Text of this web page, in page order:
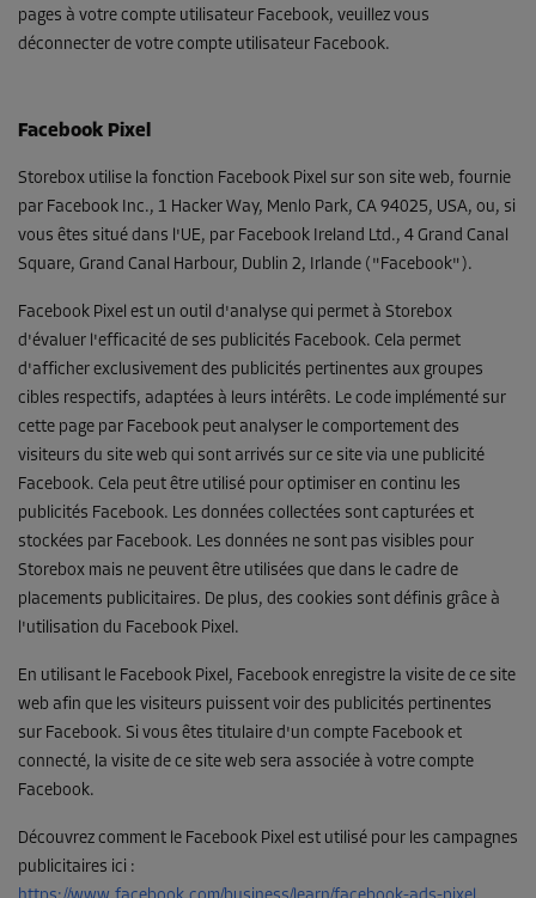
pages à votre compte utilisateur Facebook, veuillez vous
déconnecter de votre compte utilisateur Facebook.
Facebook Pixel
Storebox utilise la fonction Facebook Pixel sur son site web, fournie
par Facebook Inc., 1 Hacker Way, Menlo Park, CA 94025, USA, ou, si
vous êtes situé dans l'UE, par Facebook Ireland Ltd., 4 Grand Canal
Square, Grand Canal Harbour, Dublin 2, Irlande ("Facebook").
Facebook Pixel est un outil d'analyse qui permet à Storebox
d'évaluer l'efficacité de ses publicités Facebook. Cela permet
d'afficher exclusivement des publicités pertinentes aux groupes
cibles respectifs, adaptées à leurs intérêts. Le code implémenté sur
cette page par Facebook peut analyser le comportement des
visiteurs du site web qui sont arrivés sur ce site via une publicité
Facebook. Cela peut être utilisé pour optimiser en continu les
publicités Facebook. Les données collectées sont capturées et
stockées par Facebook. Les données ne sont pas visibles pour
Storebox mais ne peuvent être utilisées que dans le cadre de
placements publicitaires. De plus, des cookies sont définis grâce à
l'utilisation du Facebook Pixel.
En utilisant le Facebook Pixel, Facebook enregistre la visite de ce site
web afin que les visiteurs puissent voir des publicités pertinentes
sur Facebook. Si vous êtes titulaire d'un compte Facebook et
connecté, la visite de ce site web sera associée à votre compte
Facebook.
Découvrez comment le Facebook Pixel est utilisé pour les campagnes
publicitaires ici :